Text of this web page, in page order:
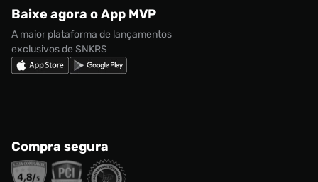
Nike Shox
Regulamento Cupom
Baixe agora o App MVP
A maior plataforma de lançamentos
exclusivos de SNKRS
Compra segura